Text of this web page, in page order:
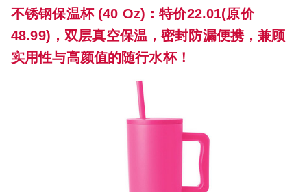
不锈钢保温杯 (40 Oz)：特价22.01(原价
48.99)，双层真空保温，密封防漏便携，兼顾
实用性与高颜值的随行水杯！